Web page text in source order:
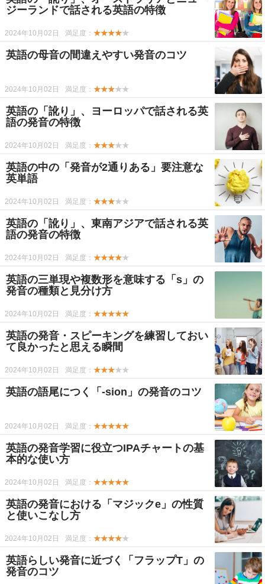
ジーランドで話される英語の特徴
2024年10月02日 満足度： ★★★★★
英語の母音の間違えやすい発音のコツ
2024年10月02日 満足度： ★★★★★
英語の「訛り」、ヨーロッパで話される英
語の発音の特徴
2024年10月02日 満足度： ★★★★★
英語の中の「発音が2通りある」要注意な
英単語
2024年10月02日 満足度： ★★★★★
英語の「訛り」、東南アジアで話される英
語の発音の特徴
2024年10月02日 満足度： ★★★★★
英語の三単現や複数形を意味する「s」の
発音の種類と見分け方
2024年10月02日 満足度： ★★★★★
英語の発音・スピーキングを練習しておい
て良かったと思える瞬間
2024年10月02日 満足度： ★★★★★
英語の語尾につく「-sion」の発音のコツ
2024年10月02日 満足度： ★★★★★
英語の発音学習に役立つIPAチャートの基
本的な使い方
2024年10月02日 満足度： ★★★★★
英語の発音における「マジックe」の性質
と使いこなし方
2024年10月02日 満足度： ★★★★★
英語らしい発音に近づく「フラップT」の
発音のコツ